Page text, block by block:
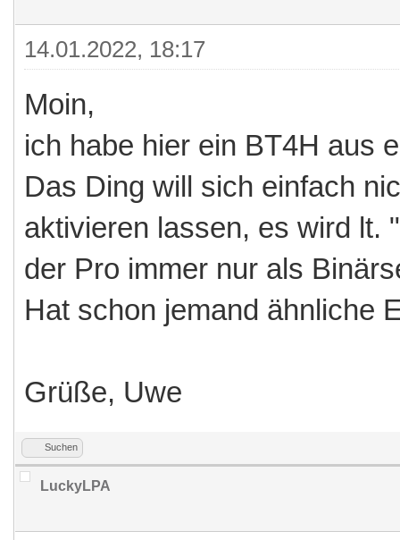
14.01.2022, 18:17
Moin,
ich habe hier ein BT4H aus
Das Ding will sich einfach
aktivieren lassen, es wird lt.
der Pro immer nur als
Hat schon jemand ähnliche
Grüße, Uwe
Suchen
LuckyLPA